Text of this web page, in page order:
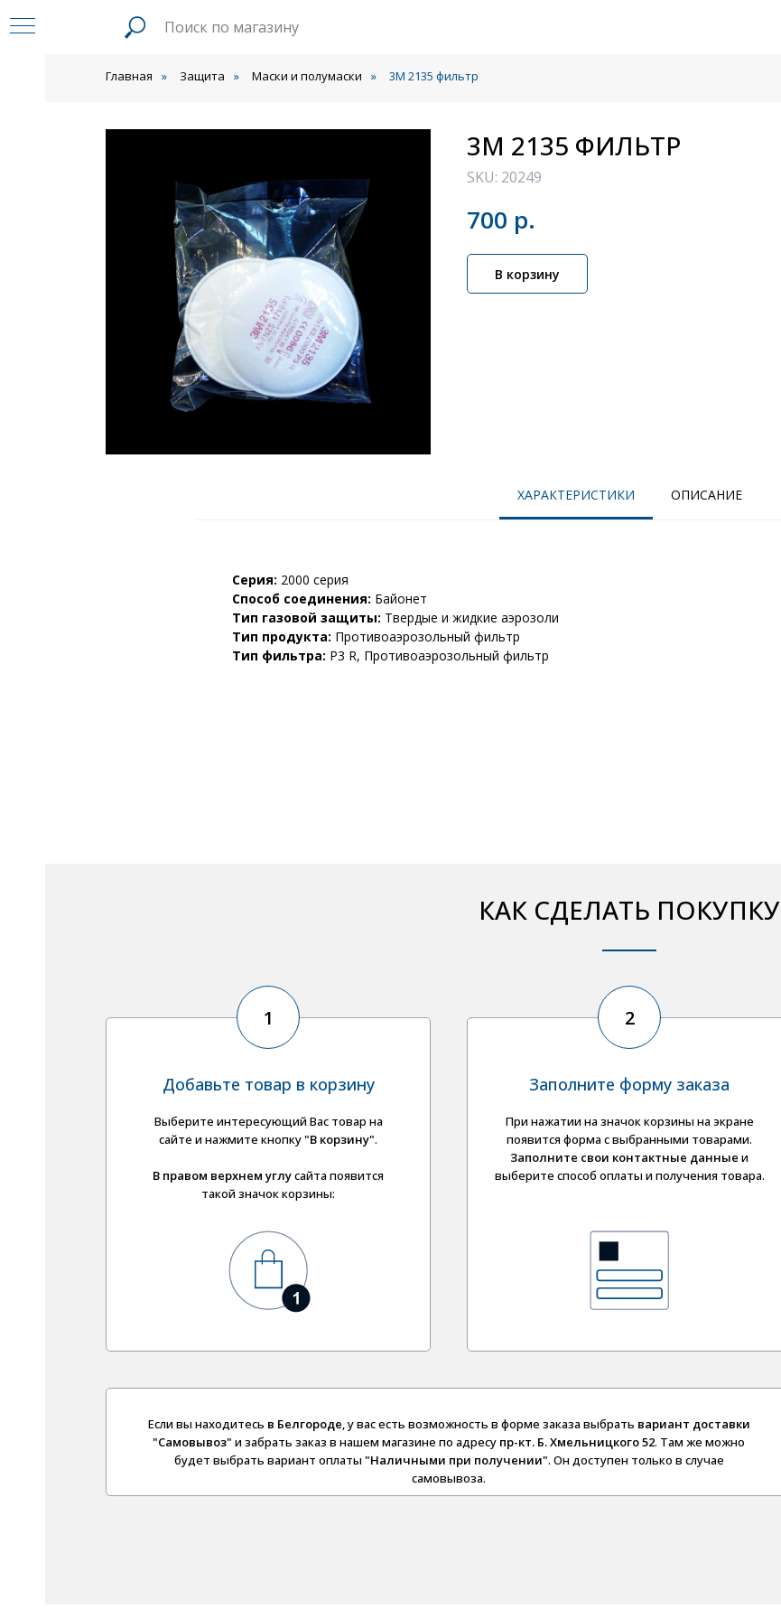
Главная » Защита » Маски и полумаски » 3М 2135 фильтр
3М 2135 ФИЛЬТР
SKU: 20249
700 р.
В корзину
ХАРАКТЕРИСТИКИ ОПИСАНИЕ
Серия: 2000 серия
Способ соединения: Байонет
Тип газовой защиты: Твердые и жидкие аэрозоли
Тип продукта: Противоаэрозольный фильтр
Тип фильтра: P3 R, Противоаэрозольный фильтр
КАК СДЕЛАТЬ ПОКУПКУ
Заполните форму заказа
При нажатии на значок корзины на экране
появится форма с выбранными товарами.
Заполните свои контактные данные и
выберите способ оплаты и получения товара.
2
Добавьте товар в корзину
Выберите интересующий Вас товар на
сайте и нажмите кнопку"В корзину".
В правом верхнем углусайта появится
такой значок корзины:
1
Если вы находитесь в Белгороде, у вас есть возможность в форме заказа выбрать вариант доставки
"Самовывоз" и забрать заказ в нашем магазине по адресу пр-кт. Б. Хмельницкого 52. Там же можно
будет выбрать вариант оплаты "Наличными при получении". Он доступен только в случае
самовывоза.